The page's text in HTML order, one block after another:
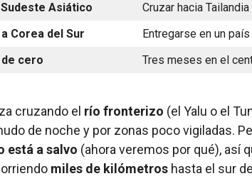
Asiático
Cruzar hacia
Corea del Sur
Entregarse en un
de cero
Tres meses en el
cruzando el río fronterizo (el Yalu o el
de noche y por zonas poco vigiladas.
está a salvo (ahora veremos por qué), así
miles de kilómetros hasta el sur